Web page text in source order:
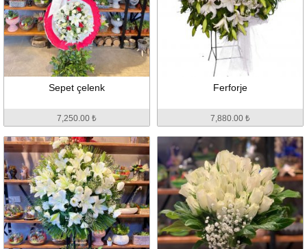
Sepet çelenk
7,250.00 ₺
Ferforje
7,880.00 ₺